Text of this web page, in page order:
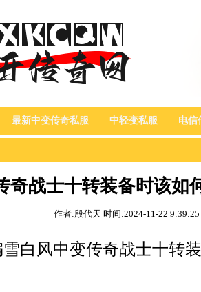
最新中变传奇私服 中轻变私服 电信
奇战士十转装备时该如
作者:殷代天 时间:2024-11-22 9:39:25
白风中变传奇战士十转